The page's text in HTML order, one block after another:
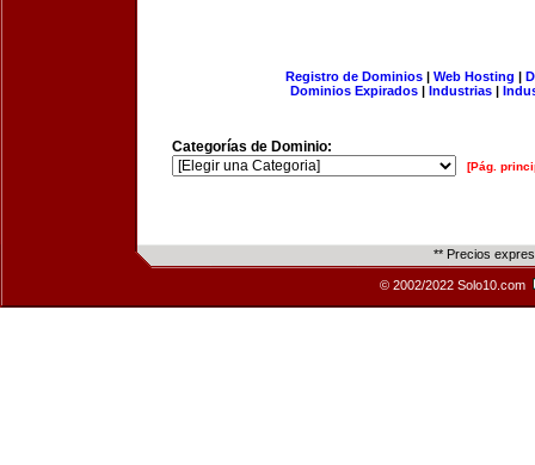
Registro de Dominios| Web Hosting |
Dominios Expirados | Industrias |
Categorías de Dominio:
[Pág.
** Precios
© 2002/2022 Solo10.com